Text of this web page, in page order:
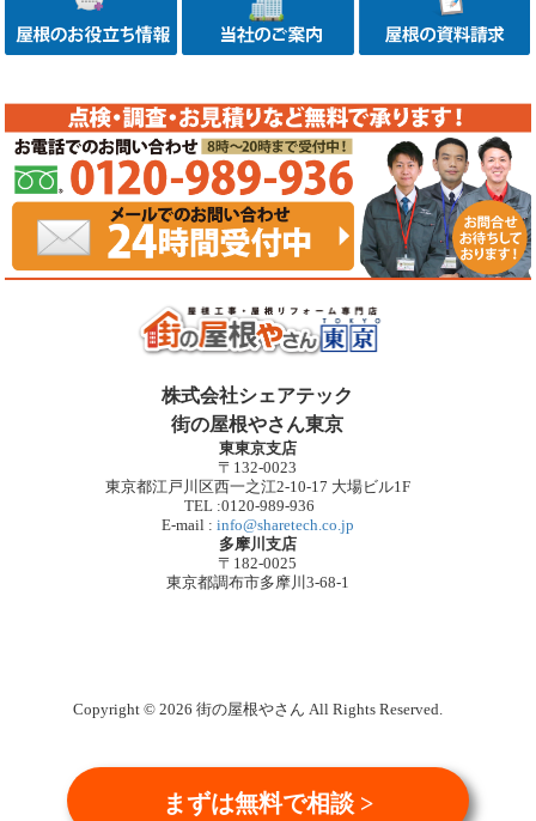
まずは無料で相談 >
株式会社シェアテック
街の屋根やさん東京
東東京支店
〒132-0023
東京都江戸川区西一之江2-10-17 大場ビル1F
TEL :0120-989-936
E-mail : info@sharetech.co.jp
多摩川支店
〒182-0025
東京都調布市多摩川3-68-1
Copyright © 2026 街の屋根やさん All Rights Reserved.